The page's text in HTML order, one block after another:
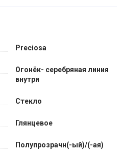
Preciosa
Огонёк- серебряная линия
внутри
Стекло
Глянцевое
Полупрозрачн(-ый)/(-ая)